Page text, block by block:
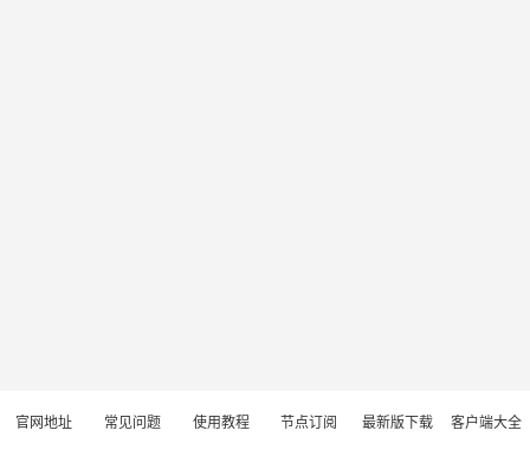
官网地址 常见问题 使用教程 节点订阅 最新版下载 客户端大全